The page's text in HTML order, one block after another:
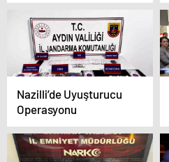
Nazilli’de Uyuşturucu
Operasyonu